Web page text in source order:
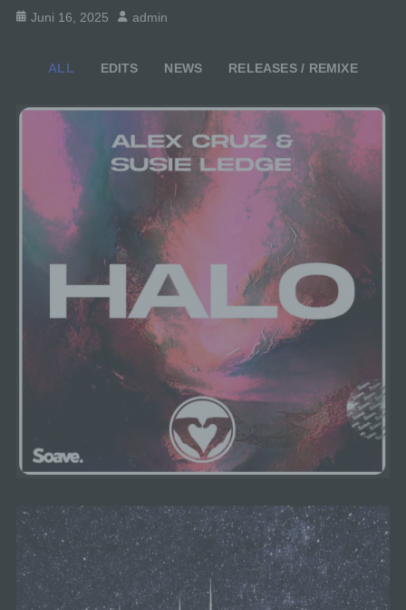
Posted
Juni 16, 2025 Author
admin
ALL EDITS NEWS RELEASES / REMIXE